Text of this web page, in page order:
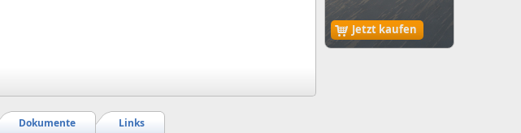
Jetzt kaufen
Links
Dokumente